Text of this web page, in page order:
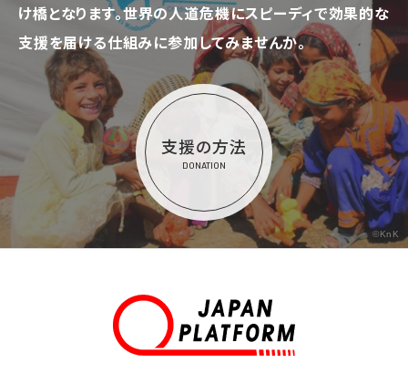
け橋となります。世界の人道危機にスピーディで効果的な
支援を届ける仕組みに参加してみませんか。
支援の方法
DONATION
©KnK